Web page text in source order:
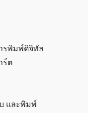
รพิมพ์ดิจิทัล
ร์ต
และพิมพ์